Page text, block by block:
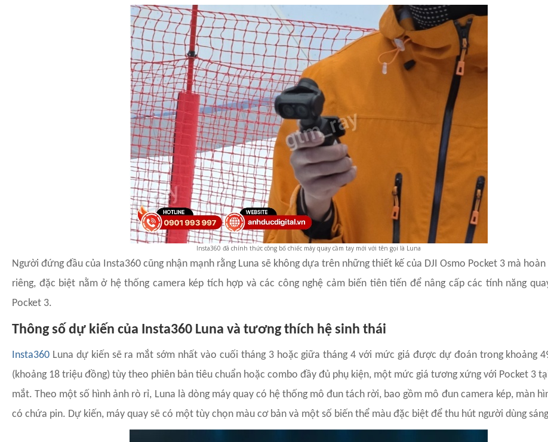
Insta360 đã chính thức công bố chiếc máy quay cầm tay mới với tên gọi là Luna
Người đứng đầu của Insta360 cũng nhận mạnh rằng Luna sẽ không dựa trên những thiết kế của DJI Osmo Pocket 3 mà
riêng, đặc biệt nằm ở hệ thống camera kép tích hợp và các công nghệ cảm biến tiên tiến để nâng cấp các tính năng
Pocket 3.
Thông số dự kiến của Insta360 Luna và tương thích hệ sinh thái
Insta360 Luna dự kiến sẽ ra mắt sớm nhất vào cuối tháng 3 hoặc giữa tháng 4 với mức giá được dự đoán trong khoảng
(khoảng 18 triệu đồng) tùy theo phiên bản tiêu chuẩn hoặc combo đầy đủ phụ kiện, một mức giá tương xứng với Pocket 3
mắt. Theo một số hình ảnh rò rỉ, Luna là dòng máy quay có hệ thống mô đun tách rời, bao gồm mô đun camera kép, màn
có chứa pin. Dự kiến, máy quay sẽ có một tùy chọn màu cơ bản và một số biến thể màu đặc biệt để thu hút người dùng